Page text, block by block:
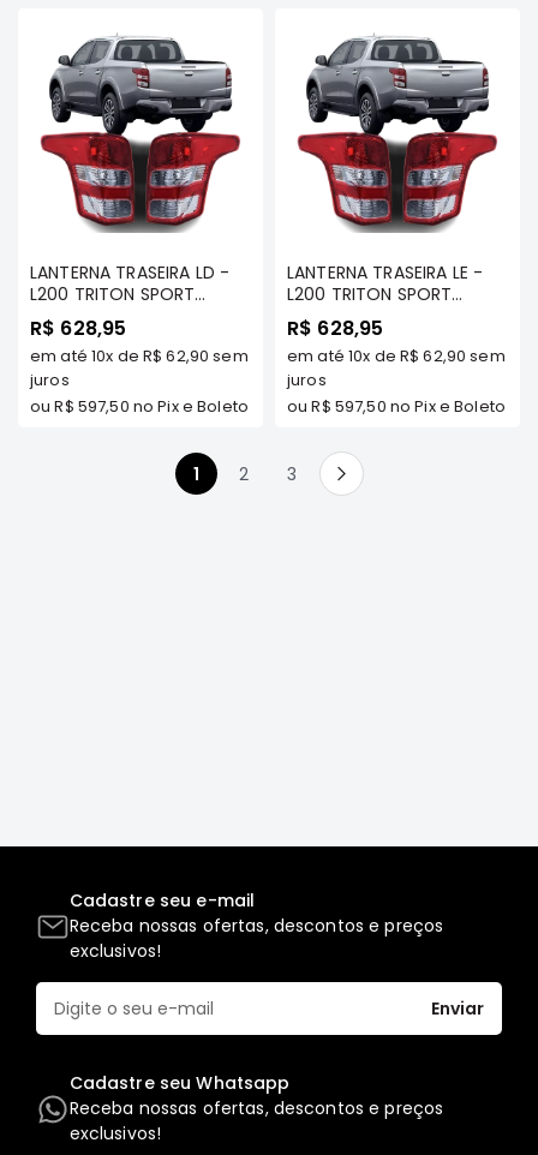
COFAP
MAHLE
NAKATA
EKSTRON
FRAS-
LE
FRONTIER
NGK
DENSO
FAMA
GLS
e
SPORT
Lancer
Grandis
Outlander
LANTERNA TRASEIRA LD -
L200 TRITON SPORT
2017/...
R$ 628,95
em até 10x de R$ 62,90 sem
juros
ouR$ 597,50 no Pix e Boleto
LANTERNA TRASEIRA LE -
L200 TRITON SPORT
2017/...
R$ 628,95
em até 10x de R$ 62,90 sem
juros
ouR$ 597,50 no Pix e Boleto
Você esta lendo a pagina
1 Página
2 Página
3 Página
Próximo
Cadastre seu e-mail
Receba nossas ofertas, descontos e preços
exclusivos!
Enviar
Cadastre seu Whatsapp
Receba nossas ofertas, descontos e preços
exclusivos!